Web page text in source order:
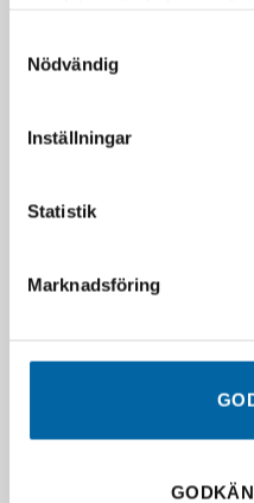
Nödvändig
Inställningar
Statistik
Marknadsföring
Kontakta oss för offert
6×6 DPS 700 (2026) T3b
I lager - kontakta oss för